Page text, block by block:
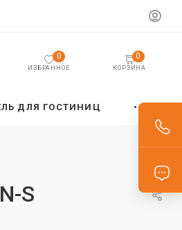
ИЗБРАННОЕ
0
КОРЗИНА
0
ДЛЯ ГОСТИНИЦ
S